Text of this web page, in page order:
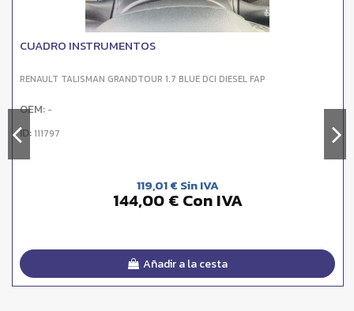
CUADRO INSTRUMENTOS
RENAULT TALISMAN GRANDTOUR 1.7 BLUE DCI DIESEL FAP
OEM: -
ID:111797
119,01 € Sin IVA
144,00 € Con IVA
Añadir a la cesta